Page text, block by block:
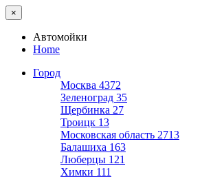
×
Автомойки
Home
Город
Москва 4372
Зеленоград 35
Щербинка 27
Троицк 13
Московская область 2713
Балашиха 163
Люберцы 121
Химки 111